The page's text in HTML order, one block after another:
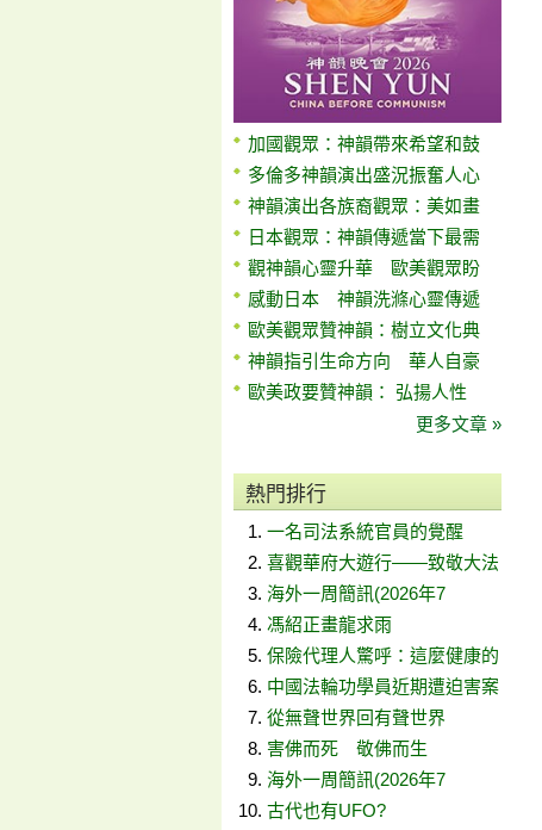
加國觀眾：神韻帶來希望和鼓
多倫多神韻演出盛況振奮人心
神韻演出各族裔觀眾：美如畫
日本觀眾：神韻傳遞當下最需
觀神韻心靈升華 歐美觀眾盼
感動日本 神韻洗滌心靈傳遞
歐美觀眾贊神韻：樹立文化典
神韻指引生命方向 華人自豪
歐美政要贊神韻： 弘揚人性
更多文章 »
熱門排行
一名司法系統官員的覺醒
喜觀華府大遊行——致敬大法
海外一周簡訊(2026年7
馮紹正畫龍求雨
保險代理人驚呼：這麼健康的
中國法輪功學員近期遭迫害案
從無聲世界回有聲世界
害佛而死 敬佛而生
海外一周簡訊(2026年7
古代也有UFO?